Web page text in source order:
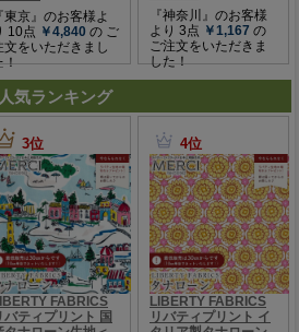
人気ランキング